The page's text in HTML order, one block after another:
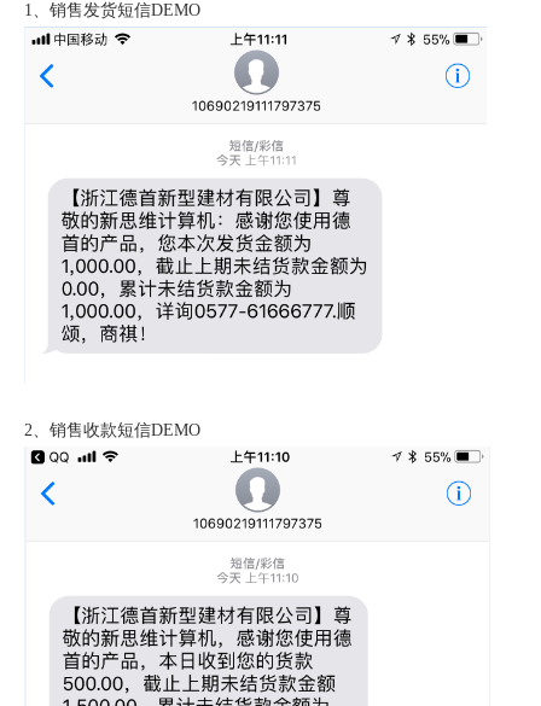
1、销售发货短信DEMO
2、销售收款短信DEMO